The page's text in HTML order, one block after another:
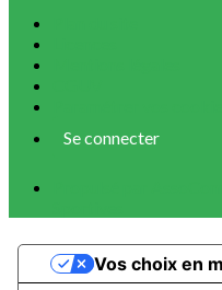
Se connecter
Vos choix en